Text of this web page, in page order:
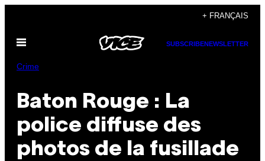
content
+ FRANÇAIS
Open
SUBSCRIBENEWSLETTER
Crime
Baton Rouge : La
police diffuse des
photos de la fusillade